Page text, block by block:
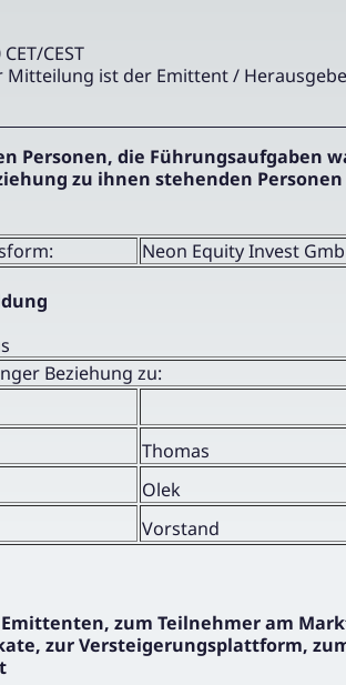
CEST
Mitteilung ist der Emittent /
Personen, die Führungsaufgaben
zu ihnen stehenden Personen
Neon Equity Invest
Beziehung zu:
Thomas
Olek
Vorstand
zum Teilnehmer am
zur Versteigerungsplattform,